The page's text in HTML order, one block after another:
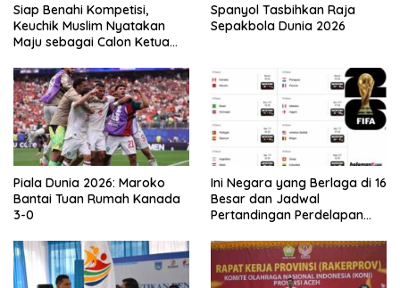
Siap Benahi Kompetisi,
Keuchik Muslim Nyatakan
Maju sebagai Calon Ketua
Spanyol Tasbihkan Raja
Sepakbola Dunia 2026
Piala Dunia 2026: Maroko
Bantai Tuan Rumah Kanada
3-0
Ini Negara yang Berlaga di 16
Besar dan Jadwal
Pertandingan Perdelapan